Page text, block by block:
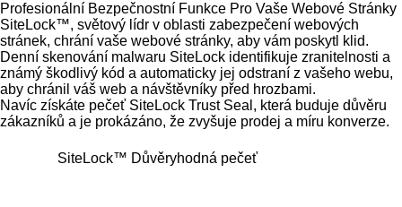
Profesionální Bezpečnostní Funkce Pro Vaše Webové Stránky
SiteLock™, světový lídr v oblasti zabezpečení webových
stránek, chrání vaše webové stránky, aby vám poskytl klid.
Denní skenování malwaru SiteLock identifikuje zranitelnosti a
známý škodlivý kód a automaticky jej odstraní z vašeho webu,
aby chránil váš web a návštěvníky před hrozbami.
Navíc získáte pečeť SiteLock Trust Seal, která buduje důvěru
zákazníků a je prokázáno, že zvyšuje prodej a míru konverze.
SiteLock™ Důvěryhodná pečeť